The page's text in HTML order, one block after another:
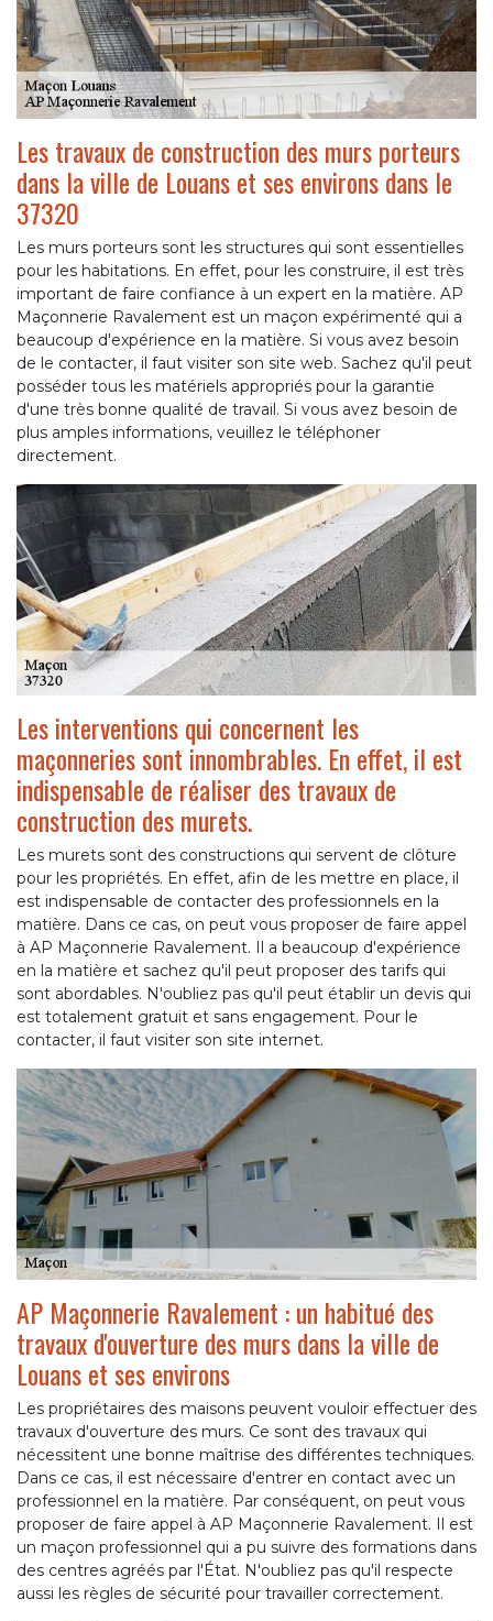
Les travaux de construction des murs porteurs
dans la ville de Louans et ses environs dans le
37320
Les murs porteurs sont les structures qui sont essentielles
pour les habitations. En effet, pour les construire, il est très
important de faire confiance à un expert en la matière. AP
Maçonnerie Ravalement est un maçon expérimenté qui a
beaucoup d'expérience en la matière. Si vous avez besoin
de le contacter, il faut visiter son site web. Sachez qu'il peut
posséder tous les matériels appropriés pour la garantie
d'une très bonne qualité de travail. Si vous avez besoin de
plus amples informations, veuillez le téléphoner
directement.
Les interventions qui concernent les
maçonneries sont innombrables. En effet, il est
indispensable de réaliser des travaux de
construction des murets.
Les murets sont des constructions qui servent de clôture
pour les propriétés. En effet, afin de les mettre en place, il
est indispensable de contacter des professionnels en la
matière. Dans ce cas, on peut vous proposer de faire appel
à AP Maçonnerie Ravalement. Il a beaucoup d'expérience
en la matière et sachez qu'il peut proposer des tarifs qui
sont abordables. N'oubliez pas qu'il peut établir un devis qui
est totalement gratuit et sans engagement. Pour le
contacter, il faut visiter son site internet.
AP Maçonnerie Ravalement : un habitué des
travaux d'ouverture des murs dans la ville de
Louans et ses environs
Les propriétaires des maisons peuvent vouloir effectuer des
travaux d'ouverture des murs. Ce sont des travaux qui
nécessitent une bonne maîtrise des différentes techniques.
Dans ce cas, il est nécessaire d'entrer en contact avec un
professionnel en la matière. Par conséquent, on peut vous
proposer de faire appel à AP Maçonnerie Ravalement. Il est
un maçon professionnel qui a pu suivre des formations dans
des centres agréés par l'État. N'oubliez pas qu'il respecte
aussi les règles de sécurité pour travailler correctement.